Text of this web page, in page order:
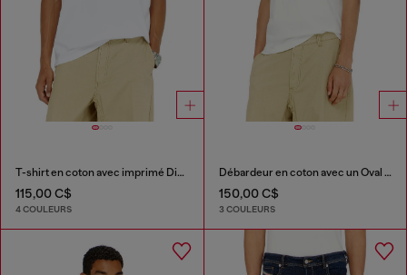
T-shirt en coton avec imprimé Diesel Biscotto
115,00 C$
4 COULEURS
Débardeur en coton avec un Oval D métallisé
150,00 C$
3 COULEURS